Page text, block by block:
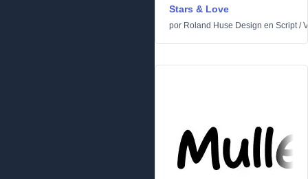
Stars & Love
por Roland Huse Design en Script/